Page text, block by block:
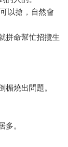
以搶，自然會
拼命幫忙招攬生
楣燒出問題。
多。